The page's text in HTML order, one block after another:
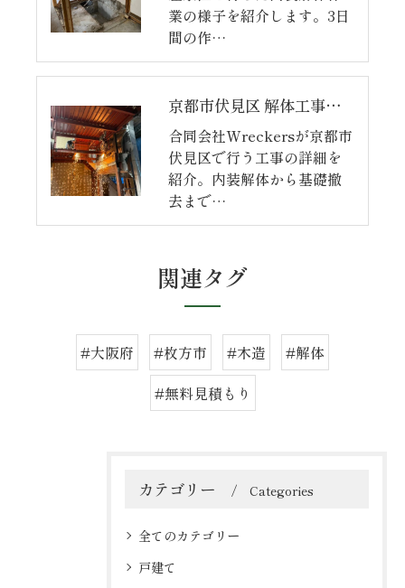
業の様子を紹介します。3日
間の作…
京都市伏見区 解体工事【完】
合同会社Wreckersが京都市
伏見区で行う工事の詳細を
紹介。内装解体から基礎撤
去まで…
関連タグ
#大阪府 #枚方市 #木造
#解体
#無料見積もり
カテゴリー Categories
全てのカテゴリー
戸建て